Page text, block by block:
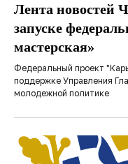
Лента новостей
запуске
мастерская»
Федеральный проект
поддержке Управления
молодежной политике